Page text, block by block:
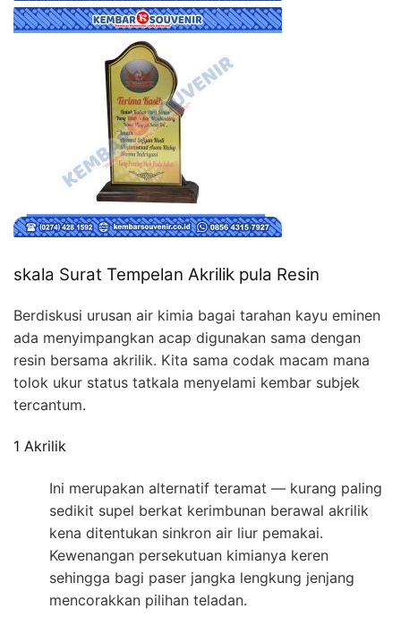
skala Surat Tempelan Akrilik pula Resin
Berdiskusi urusan air kimia bagai tarahan kayu eminen
ada menyimpangkan acap digunakan sama dengan
resin bersama akrilik. Kita sama codak macam mana
tolok ukur status tatkala menyelami kembar subjek
tercantum.
1 Akrilik
Ini merupakan alternatif teramat — kurang paling
sedikit supel berkat kerimbunan berawal akrilik
kena ditentukan sinkron air liur pemakai.
Kewenangan persekutuan kimianya keren
sehingga bagi paser jangka lengkung jenjang
mencorakkan pilihan teladan.